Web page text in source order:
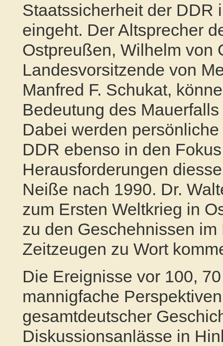
Staatssicherheit der DDR
eingeht. Der Altsprecher
Ostpreußen, Wilhelm von
Landesvorsitzende von
Manfred F. Schukat,
Bedeutung des
Dabei werden
DDR ebenso in den
Herausforderungen
Neiße nach 1990. Dr.
zum Ersten Weltkrieg in
zu den Geschehnissen
Zeitzeugen zu Wort
Die Ereignisse vor 100,
mannigfache
gesamtdeutscher
Diskussionsanlässe in